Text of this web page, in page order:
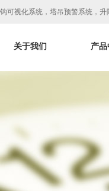
可视化系统，塔吊预警系统，
关于我们 产